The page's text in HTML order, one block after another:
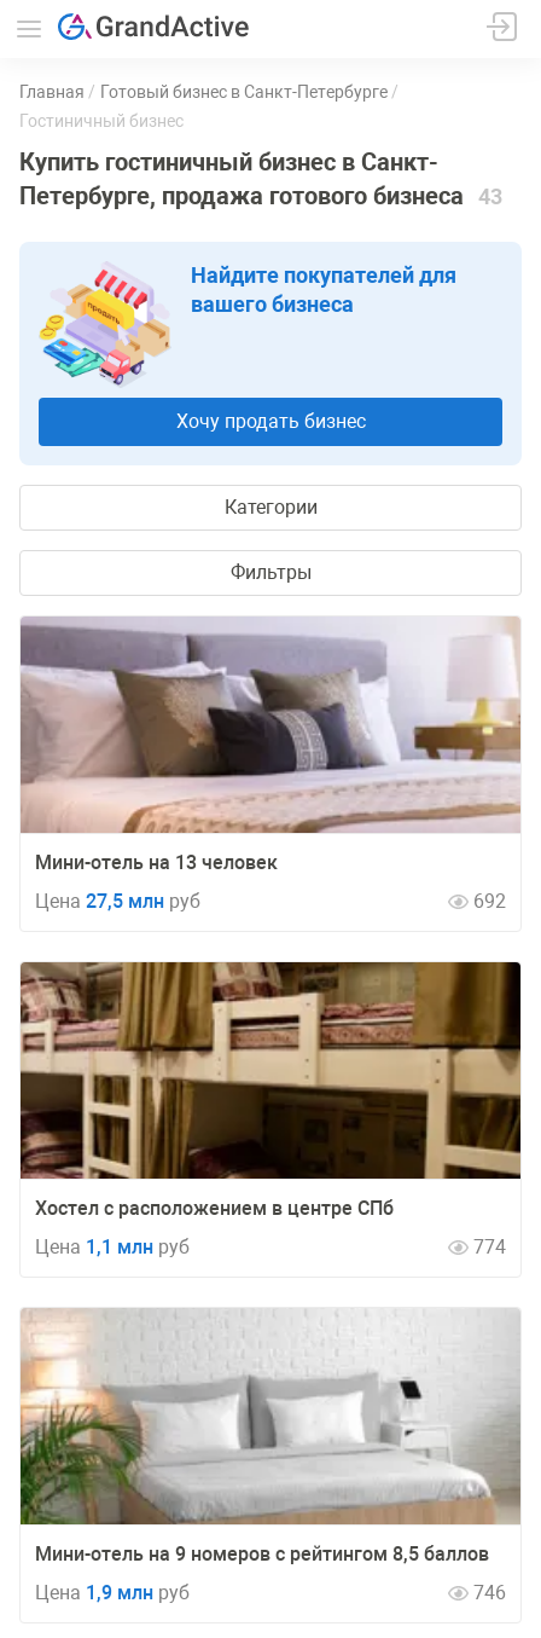
Главная
Готовый бизнес в Санкт-Петербурге
Гостиничный бизнес
Купить гостиничный бизнес в Санкт-
Петербурге, продажа готового бизнеса
43
Найдите покупателей для
вашего бизнеса
Хочу продать бизнес
Категории
Фильтры
Мини-отель на 13 человек
Цена 27,5 млн руб 692
Хостел с расположением в центре СПб
Цена 1,1 млн руб 774
Мини-отель на 9 номеров с рейтингом 8,5 баллов
Цена 1,9 млн руб 746